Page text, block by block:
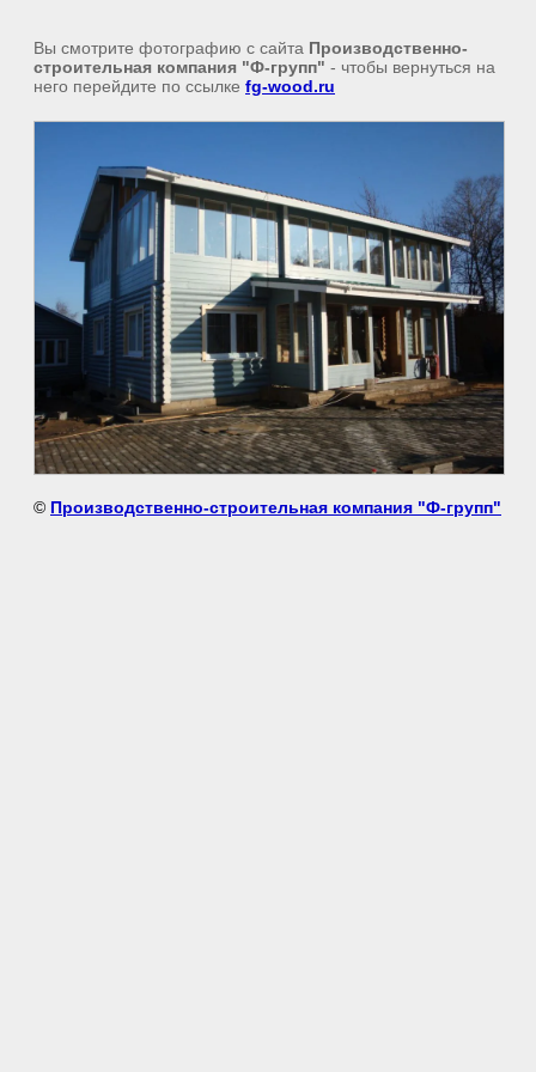
Вы смотрите фотографию с сайта Производственно-
строительная компания "Ф-групп" - чтобы вернуться на
него перейдите по ссылке fg-wood.ru
© Производственно-строительная компания "Ф-групп"